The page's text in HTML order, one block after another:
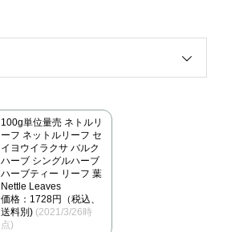
100g単位量売 ネトルリ
ーフ ネットルリーフ セ
イヨウイラクサ バルク
ハーブ シングルハーブ
ハーブティー リーフ 葉
Nettle Leaves
価格：1728円（税込、
送料別) (2021/3/26時
点)